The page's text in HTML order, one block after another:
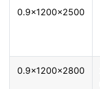
0.9x1200x2500
0.9x1200x2800